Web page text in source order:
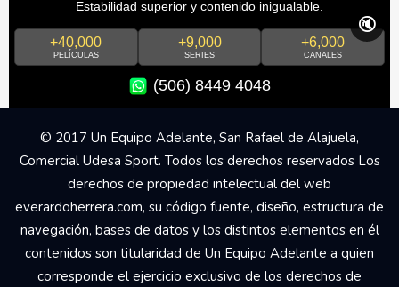
Estabilidad superior y contenido inigualable.
+40,000
PELÍCULAS
+9,000
SERIES
+6,000
CANALES
(506) 8449 4048
🔇
© 2017 Un Equipo Adelante, San Rafael de Alajuela,
Comercial Udesa Sport. Todos los derechos reservados Los
derechos de propiedad intelectual del web
everardoherrera.com, su código fuente, diseño, estructura de
navegación, bases de datos y los distintos elementos en él
contenidos son titularidad de Un Equipo Adelante a quien
corresponde el ejercicio exclusivo de los derechos de